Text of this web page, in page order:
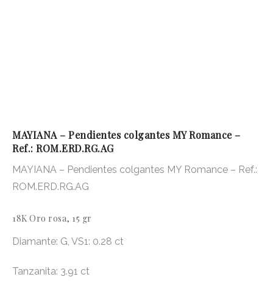
MAYIANA – Pendientes colgantes MY Romance –
Ref.: ROM.ERD.RG.AG
MAYIANA – Pendientes colgantes MY Romance – Ref.:
ROM.ERD.RG.AG
18K Oro rosa, 15 gr
Diamante: G, VS1: 0.28 ct
Tanzanita: 3.91 ct